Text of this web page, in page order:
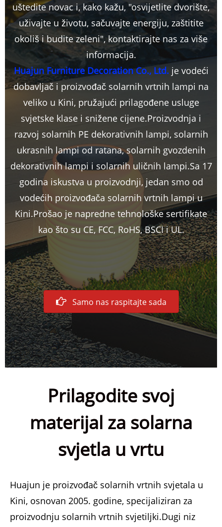
uštedite novac i, kako kažu, "osvijetlite dvorište,
uživajte u životu, sačuvajte energiju, zaštitite
okoliš i budite zeleni", kontaktirajte nas za više
informacija.
Huajun Furniture Decoration Co., Ltd. je vodeći
dobavljač i proizvođač solarnih vrtnih lampi na
veliko u Kini, pružajući prilagođene usluge
svjetske klase i snižene cijene.Proizvodnja i
razvoj solarnih PE dekorativnih lampi, solarnih
ukrasnih lampi od ratana, solarnih gvozdenih
dekorativnih lampi i solarnih uličnih lampi.Sa 17
godina iskustva u proizvodnji, jedan smo od
vodećih proizvođača solarnih vrtnih lampi u
Kini.Prošao je napredne tehnološke sertifikate
kao što su CE, FCC, RoHS, BSCI i UL.
Samo nas raspitajte sada
Prilagodite svoj
materijal za solarna
svjetla u vrtu
Huajun je proizvođač solarnih vrtnih svjetala u
Kini, osnovan 2005. godine, specijaliziran za
proizvodnju solarnih vrtnih svjetiljki.Dugi niz